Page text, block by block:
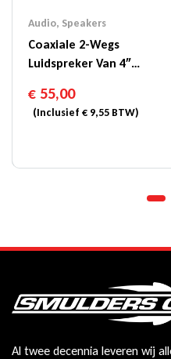
Audio, Speakers
Coaxiale 2-Wegs
Luidspreker Van 4″
€ 55,00
(Inclusief € 9,55 BTW)
Al twee decennia leveren wij